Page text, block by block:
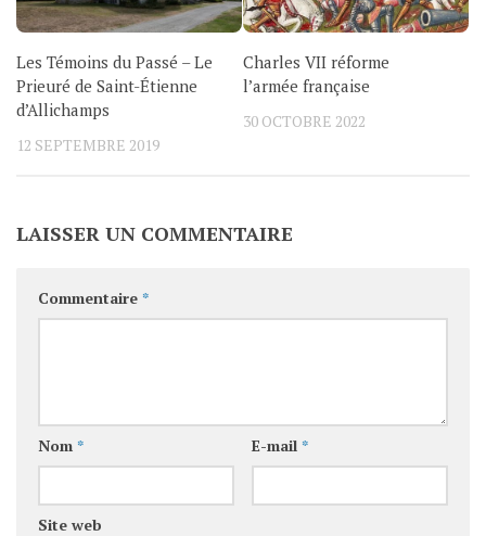
Les Témoins du Passé – Le
Prieuré de Saint-Étienne
d’Allichamps
12 SEPTEMBRE 2019
Charles VII réforme
l’armée française
30 OCTOBRE 2022
LAISSER UN COMMENTAIRE
Commentaire *
Nom * E-mail *
Site web